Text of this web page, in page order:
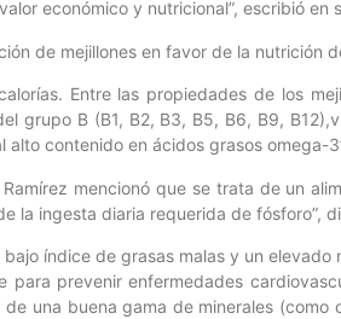
económico y nutricional”, escribió en
de mejillones en favor de la nutrición
Entre las propiedades de los
grupo B (B1, B2, B3, B5, B6, B9,
contenido en ácidos grasos omega-
mencionó que se trata de un
la ingesta diaria requerida de fósforo”,
índice de grasas malas y un elevado
para prevenir enfermedades
una buena gama de minerales (como